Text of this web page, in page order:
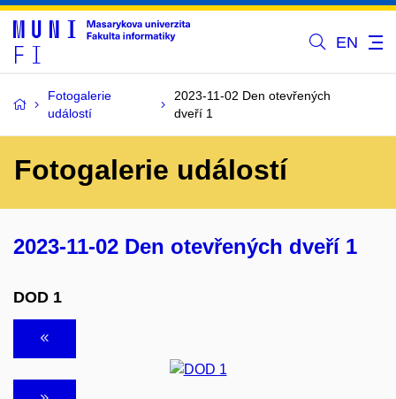
EN
Fotogalerie
událostí
2023-11-02 Den otevřených
dveří 1
Fotogalerie událostí
2023-11-02 Den otevřených dveří 1
DOD 1